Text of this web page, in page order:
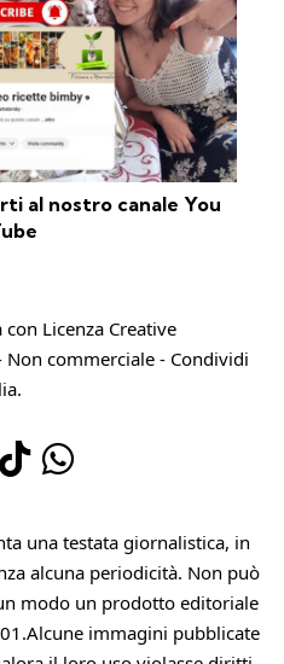
al nostro canale You
Licenza Creative
commerciale - Condividi
.
una testata giornalistica, in
alcuna periodicità. Non può
modo un prodotto editoriale
immagini pubblicate